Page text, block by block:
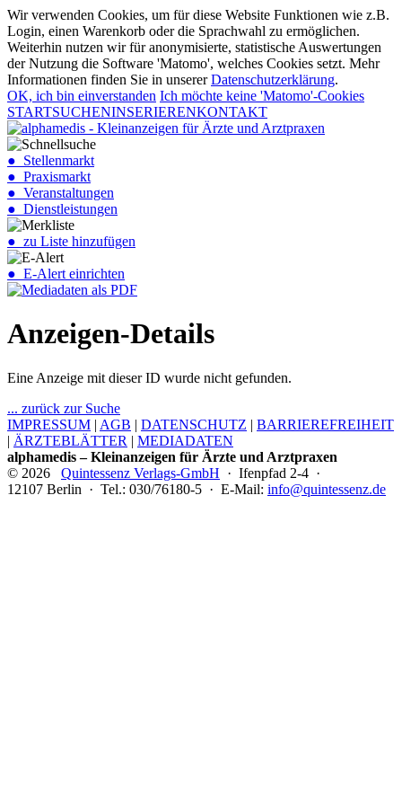
Wir verwenden Cookies, um für diese Website Funktionen wie z.B.
Login, einen Warenkorb oder die Sprachwahl zu ermöglichen.
Weiterhin nutzen wir für anonymisierte, statistische Auswertungen
der Nutzung die Software 'Matomo', welches Cookies setzt. Mehr
Informationen finden Sie in unsererDatenschutzerklärung.
OK, ich bin einverstanden Ich möchte keine 'Matomo'-Cookies
STARTSUCHENINSERIERENKONTAKT
● Stellenmarkt
● Praxismarkt
● Veranstaltungen
● Dienstleistungen
● zu Liste hinzufügen
● E-Alert einrichten
Anzeigen-Details
Eine Anzeige mit dieser ID wurde nicht gefunden.
... zurück zur Suche
IMPRESSUM | AGB | DATENSCHUTZ | BARRIEREFREIHEIT
| ÄRZTEBLÄTTER | MEDIADATEN
alphamedis – Kleinanzeigen für Ärzte und Arztpraxen
© 2026 Quintessenz Verlags-GmbH · Ifenpfad 2-4 ·
12107 Berlin · Tel.: 030/76180-5 · E-Mail: info@quintessenz.de